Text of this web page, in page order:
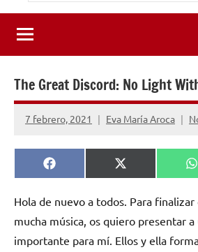
internacional
The Great Discord: No Light
7 febrero, 2021 Eva María Aroca
Compartir
en
Facebook
Compartir
en
X
(Twitter)
Hola de nuevo a todos. Para
mucha música, os quiero presentar
importante para mí. Ellos y ella